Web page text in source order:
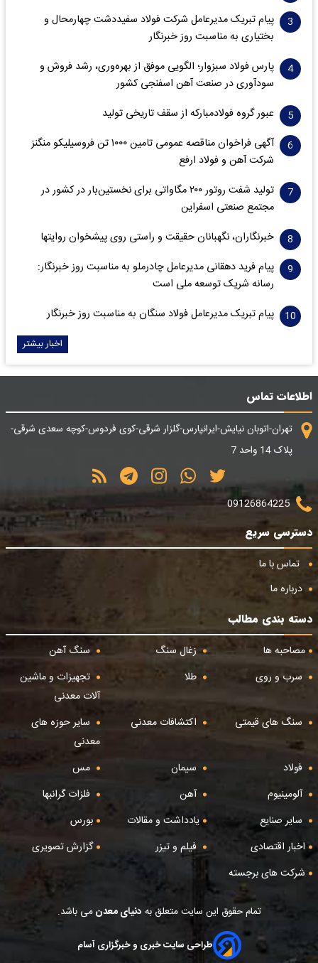
پیام تبریک مدیرعامل شرکت فولاد سفیددشت چهارمحال و
بختیاری به مناسبت روز خبرنگار
پارس فولاد سبزوار؛ الگویی موفق از بهره‌وری، رشد فروش و
سود‌آوری در صنعت آهن اسفنجی کشور
عبور گروه فولادمبارکه از سقف تاریخی تولید
آگهی فراخوان مناقصه عمومی تامین ۱۰۰۰ تن فروسیلیکو منگنز
شرکت آهن و فولاد ارفع
تولید شفت روتور ۲۰۰ مگاواتی برای نخستین‌بار در کشور در
مجتمع صنعتی اسفراین
خبرنگاران، نگهبانان حقیقت و راستی روی پیشخوان روایت­ها
پیام فرید دهقانی مدیرعامل چادرملو به مناسبت روز خبرنگار:
رسانه شریک توسعه ملی است
پیام تبریک مدیرعامل فولاد سنگان به مناسبت روز خبرنگار
اخبار بیشتر
اطلاعات تماس
تهران-اتوبان نیایش-ایرانپارس-گلزار شرقی-کوی فردوس-کوچه سعدی شرقی-
پلاک 14 واحد 7
09126864225
دسترسی سریع
تماس با ما
درباره ما
دسته بندی مطالب
مصاحبه ها
زغال سنگ
سنگ آهن
سرب و روی
طلا
تجهیزات و ماشین
آلات معدنی
سنگ های قیمتی
اکتشافات معدنی
سایر حوزه های
معدنی
فولاد
سیمان
مس
آلومینیوم
آهن
فلزات گرانبها
سایر صنایع
یادداشت و مقالات
بورس
اخبار اقتصادی
فیلم و تیزر
گزارش تصویری
شرکت های برجسته
تمام حقوق این سایت متعلق به دنیای معدنمی باشد.
طراحی سایت خبری و خبرگزاری آسام